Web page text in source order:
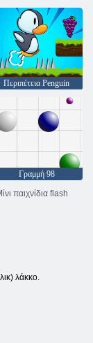
Περιπέτεια Penguin
Γραμμή 98
παιχνίδια flash
λάκκο.